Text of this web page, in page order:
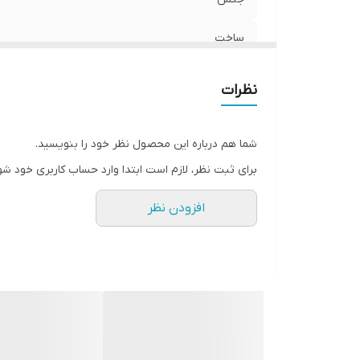
ساخت
نظرات
شما هم درباره این محصول نظر خود را بنویسید.
برای ثبت نظر، لازم است ابتدا وارد حساب کاربری خود
افزودن نظر